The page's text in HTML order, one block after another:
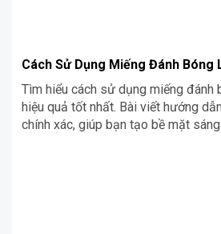
Cách Sử Dụng Miếng Đánh Bóng
Tìm hiểu cách sử dụng miếng
hiệu quả tốt nhất. Bài viết hướng
chính xác, giúp bạn tạo bề mặt